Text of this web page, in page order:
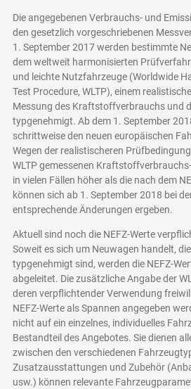
Die angegebenen Verbrauchs- und
den gesetzlich vorgeschriebenen
1. September 2017 werden bestimmte
dem weltweit harmonisierten
und leichte Nutzfahrzeuge (Worldwide
Test Procedure, WLTP), einem
Messung des Kraftstoffverbrauchs und
typgenehmigt. Ab dem 1. September
schrittweise den neuen europäischen
Wegen der realistischeren
WLTP gemessenen
in vielen Fällen höher als die nach dem
können sich ab 1. September 2018 bei
entsprechende Änderungen ergeben.
Aktuell sind noch die NEFZ-Werte
Soweit es sich um Neuwagen handelt,
typgenehmigt sind, werden die NEFZ-
abgeleitet. Die zusätzliche Angabe der
deren verpflichtender Verwendung
NEFZ-Werte als Spannen angegeben
nicht auf ein einzelnes, individuelles
Bestandteil des Angebotes. Sie dienen
zwischen den verschiedenen
Zusatzausstattungen und Zubehör
usw.) können relevante